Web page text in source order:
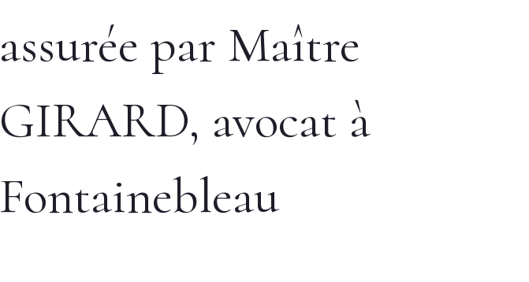
assurée par Maître
GIRARD, avocat à
Fontainebleau